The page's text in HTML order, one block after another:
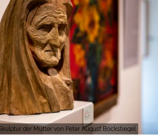
der Mutter von Peter August Böckstiegel